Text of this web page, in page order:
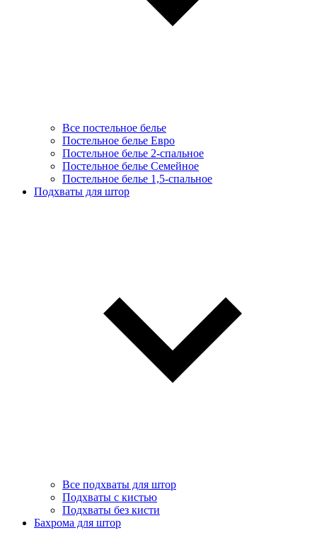
Все постельное белье
Постельное белье Евро
Постельное белье 2-спальное
Постельное белье Семейное
Постельное белье 1,5-спальное
Подхваты для штор
Все подхваты для штор
Подхваты с кистью
Подхваты без кисти
Бахрома для штор